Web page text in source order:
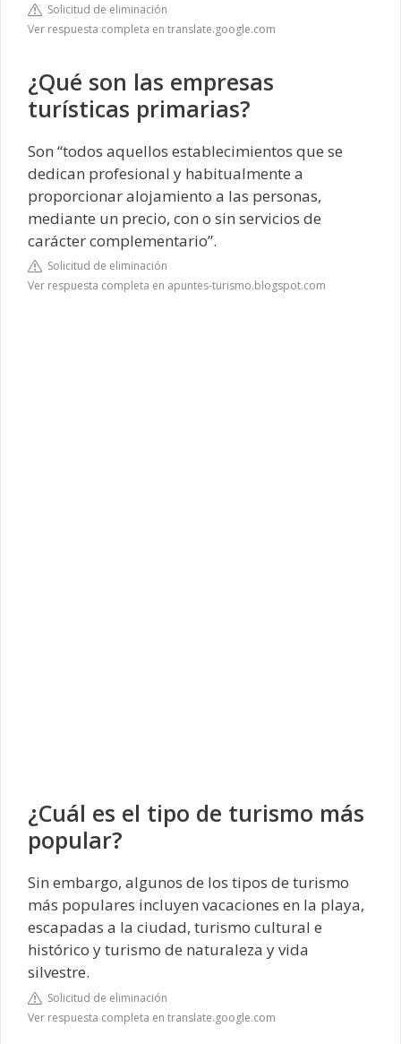
Solicitud de eliminación
Ver respuesta completa en translate.google.com
¿Qué son las empresas
turísticas primarias?
Son “todos aquellos establecimientos que se
dedican profesional y habitualmente a
proporcionar alojamiento a las personas,
mediante un precio, con o sin servicios de
carácter complementario”.
Solicitud de eliminación
Ver respuesta completa en apuntes-turismo.blogspot.com
¿Cuál es el tipo de turismo más
popular?
Sin embargo, algunos de los tipos de turismo
más populares incluyen vacaciones en la playa,
escapadas a la ciudad, turismo cultural e
histórico y turismo de naturaleza y vida
silvestre.
Solicitud de eliminación
Ver respuesta completa en translate.google.com